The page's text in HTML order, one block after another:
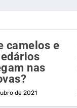
camelos e
nas
de 2021